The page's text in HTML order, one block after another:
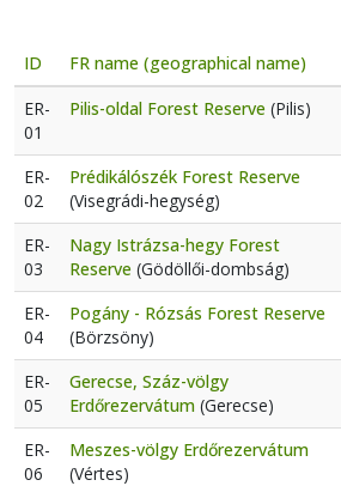
ID FR name (geographical name)
ER-
01
Pilis-oldal Forest Reserve (Pilis)
ER-
02
Prédikálószék Forest Reserve
(Visegrádi-hegység)
ER-
03
Nagy Istrázsa-hegy Forest
Reserve (Gödöllői-dombság)
ER-
04
Pogány - Rózsás Forest Reserve
(Börzsöny)
ER-
05
Gerecse, Száz-völgy
Erdőrezervátum (Gerecse)
ER-
06
Meszes-völgy Erdőrezervátum
(Vértes)